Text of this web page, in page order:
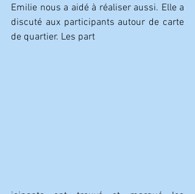
Emilie nous a aidé à réaliser aussi. Elle a
discuté aux participants autour de carte
de quartier. Les part